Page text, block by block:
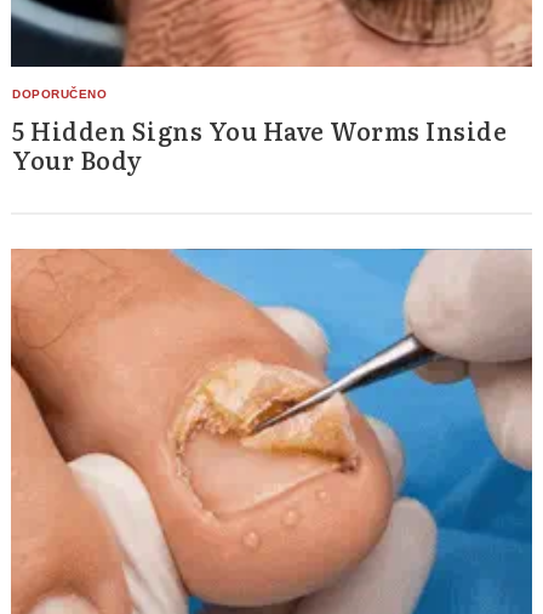
5 Hidden Signs You Have Worms Inside
Your Body